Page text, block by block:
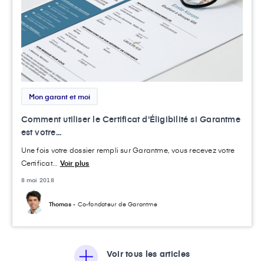
Mon garant et moi
Comment utiliser le Certificat d'Éligibilité si Garantme
est votre...
Une fois votre dossier rempli sur Garantme, vous recevez votre
Certificat... Voir plus
8 mai 2018
Thomas- Co-fondateur de Garantme
Voir tous les articles